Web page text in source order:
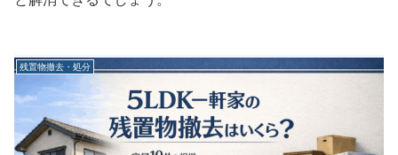
残置物撤去・処分